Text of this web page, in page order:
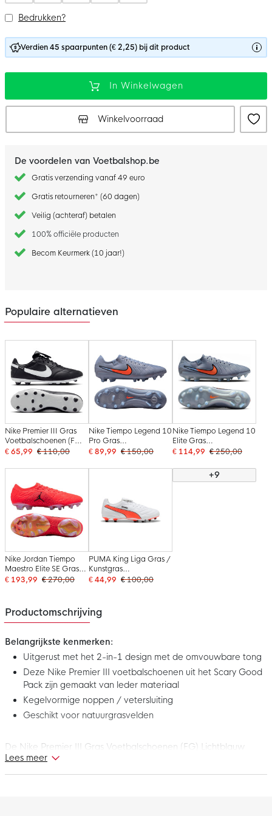
Bedrukken?
Verdien 45 spaarpunten (€ 2,25) bij dit product
In Winkelwagen
Winkelvoorraad
De voordelen van Voetbalshop.be
Gratis verzending vanaf 49 euro
Gratis retourneren* (60 dagen)
Veilig (achteraf) betalen
100% officiële producten
Becom Keurmerk (10 jaar!)
Populaire alternatieven
Nike Premier III Gras
Voetbalschoenen (FG)
Zwart Wit Zwart
€ 65,99 € 110,00
Nike Tiempo Legend 10
Pro Gras
Voetbalschoenen (FG)
Zwart
€ 89,99 € 150,00
Nike Tiempo Legend 10
Elite Gras
Voetbalschoenen (FG)
Zwart
€ 114,99 € 250,00
Nike Jordan Tiempo
Maestro Elite SE Gras
Voetbalschoenen (FG)
€ 193,99 € 270,00
PUMA King Liga Gras /
Kunstgras
Voetbalschoenen (MG)
€ 44,99 € 100,00
+9
Productomschrijving
Belangrijkste kenmerken:
Uitgerust met het 2-in-1 design met de omvouwbare tong
Deze Nike Premier III voetbalschoenen uit het Scary Good
Pack zijn gemaakt van leder materiaal
Kegelvormige noppen / vetersluiting
Geschikt voor natuurgrasvelden
De Nike Premier III Gras Voetbalschoenen (FG) Lichtblauw
Felrood gaan terug naar de basics met een tijdloos design van
soepel kangoeroeleer. Met deze voetbalschoenen beweeg je
Lees meer